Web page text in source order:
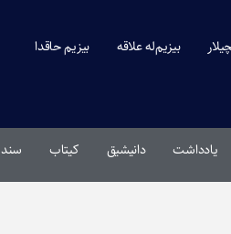
بیزیم‌له علاقه بیزیم حاقدا
یادداشت دانیشیق کیتاب سند